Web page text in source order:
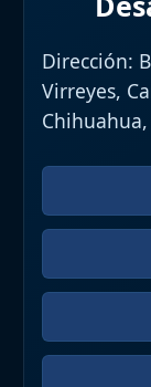
Dirección:
Virreyes,